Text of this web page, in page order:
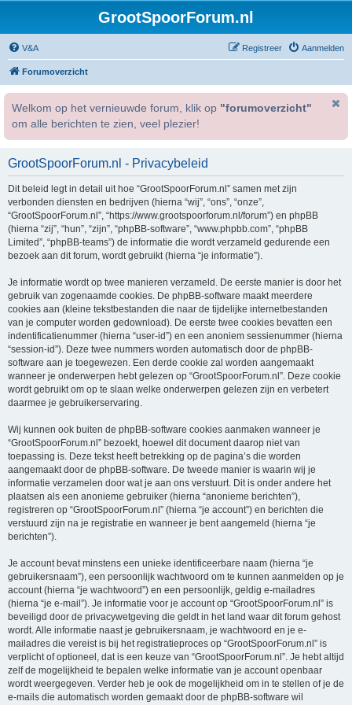
GrootSpoorForum.nl
V&A Aanmelden
Registreer
Forumoverzicht
Welkom op het vernieuwde forum, klik op "forumoverzicht"
om alle berichten te zien, veel plezier!
GrootSpoorForum.nl - Privacybeleid
Dit beleid legt in detail uit hoe “GrootSpoorForum.nl” samen met zijn
verbonden diensten en bedrijven (hierna “wij”, “ons”, “onze”,
“GrootSpoorForum.nl”, “https://www.grootspoorforum.nl/forum”) en phpBB
(hierna “zij”, “hun”, “zijn”, “phpBB-software”, “www.phpbb.com”, “phpBB
Limited”, “phpBB-teams”) de informatie die wordt verzameld gedurende een
bezoek aan dit forum, wordt gebruikt (hierna “je informatie”).
Je informatie wordt op twee manieren verzameld. De eerste manier is door het
gebruik van zogenaamde cookies. De phpBB-software maakt meerdere
cookies aan (kleine tekstbestanden die naar de tijdelijke internetbestanden
van je computer worden gedownload). De eerste twee cookies bevatten een
indentificatienummer (hierna “user-id”) en een anoniem sessienummer (hierna
“session-id”). Deze twee nummers worden automatisch door de phpBB-
software aan je toegewezen. Een derde cookie zal worden aangemaakt
wanneer je onderwerpen hebt gelezen op “GrootSpoorForum.nl”. Deze cookie
wordt gebruikt om op te slaan welke onderwerpen gelezen zijn en verbetert
daarmee je gebruikerservaring.
Wij kunnen ook buiten de phpBB-software cookies aanmaken wanneer je
“GrootSpoorForum.nl” bezoekt, hoewel dit document daarop niet van
toepassing is. Deze tekst heeft betrekking op de pagina’s die worden
aangemaakt door de phpBB-software. De tweede manier is waarin wij je
informatie verzamelen door wat je aan ons verstuurt. Dit is onder andere het
plaatsen als een anonieme gebruiker (hierna “anonieme berichten”),
registreren op “GrootSpoorForum.nl” (hierna “je account”) en berichten die
verstuurd zijn na je registratie en wanneer je bent aangemeld (hierna “je
berichten”).
Je account bevat minstens een unieke identificeerbare naam (hierna “je
gebruikersnaam”), een persoonlijk wachtwoord om te kunnen aanmelden op je
account (hierna “je wachtwoord”) en een persoonlijk, geldig e-mailadres
(hierna “je e-mail”). Je informatie voor je account op “GrootSpoorForum.nl” is
beveiligd door de privacywetgeving die geldt in het land waar dit forum gehost
wordt. Alle informatie naast je gebruikersnaam, je wachtwoord en je e-
mailadres die vereist is bij het registratieproces op “GrootSpoorForum.nl” is
verplicht of optioneel, dat is een keuze van “GrootSpoorForum.nl”. Je hebt altijd
zelf de mogelijkheid te bepalen welke informatie van je account openbaar
wordt weergegeven. Verder heb je ook de mogelijkheid om in te stellen of je de
e-mails die automatisch worden gemaakt door de phpBB-software wil